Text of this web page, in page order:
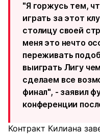
"Я горжусь тем,
играть за этот
столицу своей
меня это нечто
переживать
выиграть Лигу
сделаем все
финал", - заявил
конференции
Контракт Килиана